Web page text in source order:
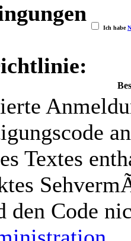
Ich habe
Textes
den Code